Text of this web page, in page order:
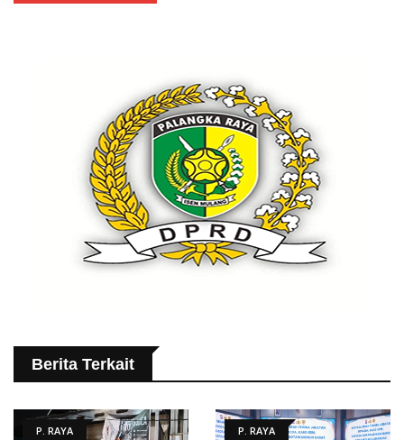
Berita Terkait
P. RAYA P. RAYA